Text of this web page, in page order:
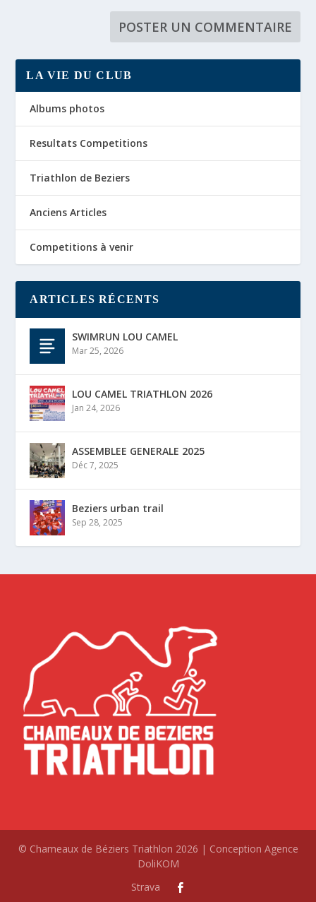
LA VIE DU CLUB
Albums photos
Resultats Competitions
Triathlon de Beziers
Anciens Articles
Competitions à venir
ARTICLES RÉCENTS
SWIMRUN LOU CAMEL
Mar 25, 2026
LOU CAMEL TRIATHLON 2026
Jan 24, 2026
ASSEMBLEE GENERALE 2025
Déc 7, 2025
Beziers urban trail
Sep 28, 2025
© Chameaux de Béziers Triathlon 2026 | Conception Agence
DoliKOM
Strava